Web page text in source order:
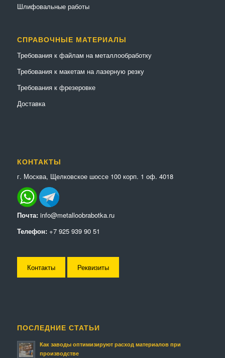
Шлифовальные работы
СПРАВОЧНЫЕ МАТЕРИАЛЫ
Требования к файлам на металлообработку
Требования к макетам на лазерную резку
Требования к фрезеровке
Доставка
КОНТАКТЫ
г. Москва, Щелковское шоссе 100 корп. 1 оф. 4018
Почта: info@metalloobrabotka.ru
Телефон: +7 925 939 90 51
Контакты Реквизиты
ПОСЛЕДНИЕ СТАТЬИ
Как заводы оптимизируют расход материалов при
производстве